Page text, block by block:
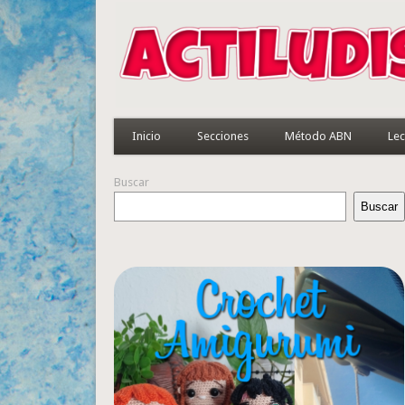
Inicio Secciones Método ABN
Buscar
Buscar